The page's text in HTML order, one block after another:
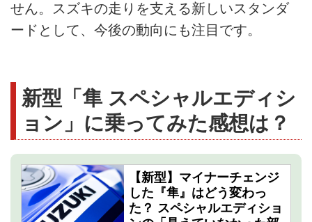
せん。スズキの走りを支える新しいスタンダ
ードとして、今後の動向にも注目です。
新型「隼 スペシャルエディシ
ョン」に乗ってみた感想は？
【新型】マイナーチェンジ
した『隼』はどう変わっ
た？ スペシャルエディショ